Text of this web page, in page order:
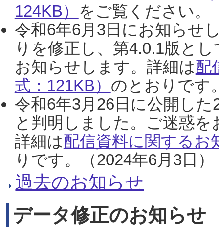
124KB） をご覧ください。
令和6年6月3日にお知らせ
りを修正し、第4.0.1版と
お知らせします。詳細は配
式：121KB） のとおりです
令和6年3月26日に公開し
と判明しました。ご迷惑
詳細は配信資料に関するお
りです。（2024年6月3日）
過去のお知らせ
データ修正のお知らせ